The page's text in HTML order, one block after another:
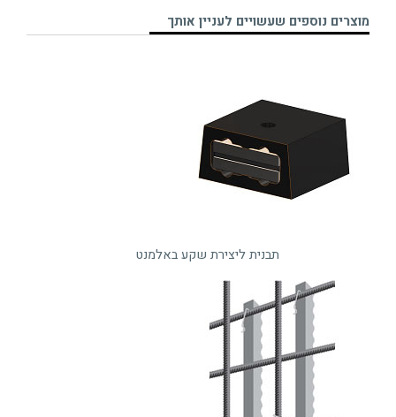
מוצרים נוספים שעשויים לעניין אותך
תבנית ליצירת שקע באלמנט